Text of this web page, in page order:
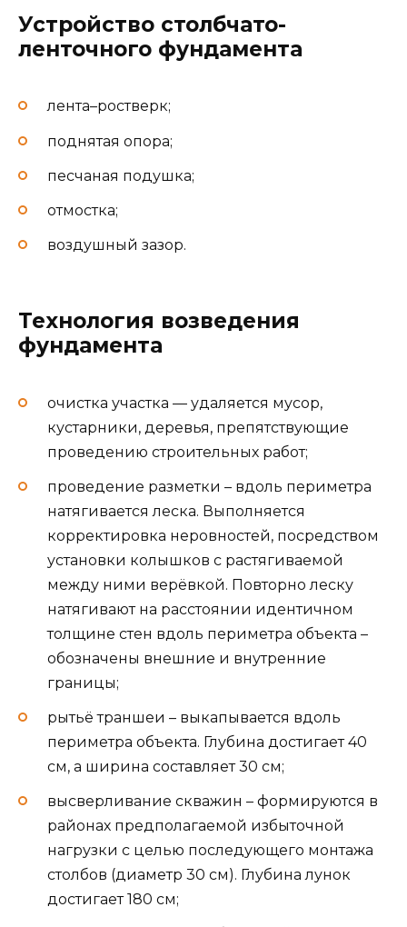
Устройство столбчато-
ленточного фундамента
лента–ростверк;
поднятая опора;
песчаная подушка;
отмостка;
воздушный зазор.
Технология возведения
фундамента
очистка участка — удаляется мусор,
кустарники, деревья, препятствующие
проведению строительных работ;
проведение разметки – вдоль периметра
натягивается леска. Выполняется
корректировка неровностей, посредством
установки колышков с растягиваемой
между ними верёвкой. Повторно леску
натягивают на расстоянии идентичном
толщине стен вдоль периметра объекта –
обозначены внешние и внутренние
границы;
рытьё траншеи – выкапывается вдоль
периметра объекта. Глубина достигает 40
см, а ширина составляет 30 см;
высверливание скважин – формируются в
районах предполагаемой избыточной
нагрузки с целью последующего монтажа
столбов (диаметр 30 см). Глубина лунок
достигает 180 см;